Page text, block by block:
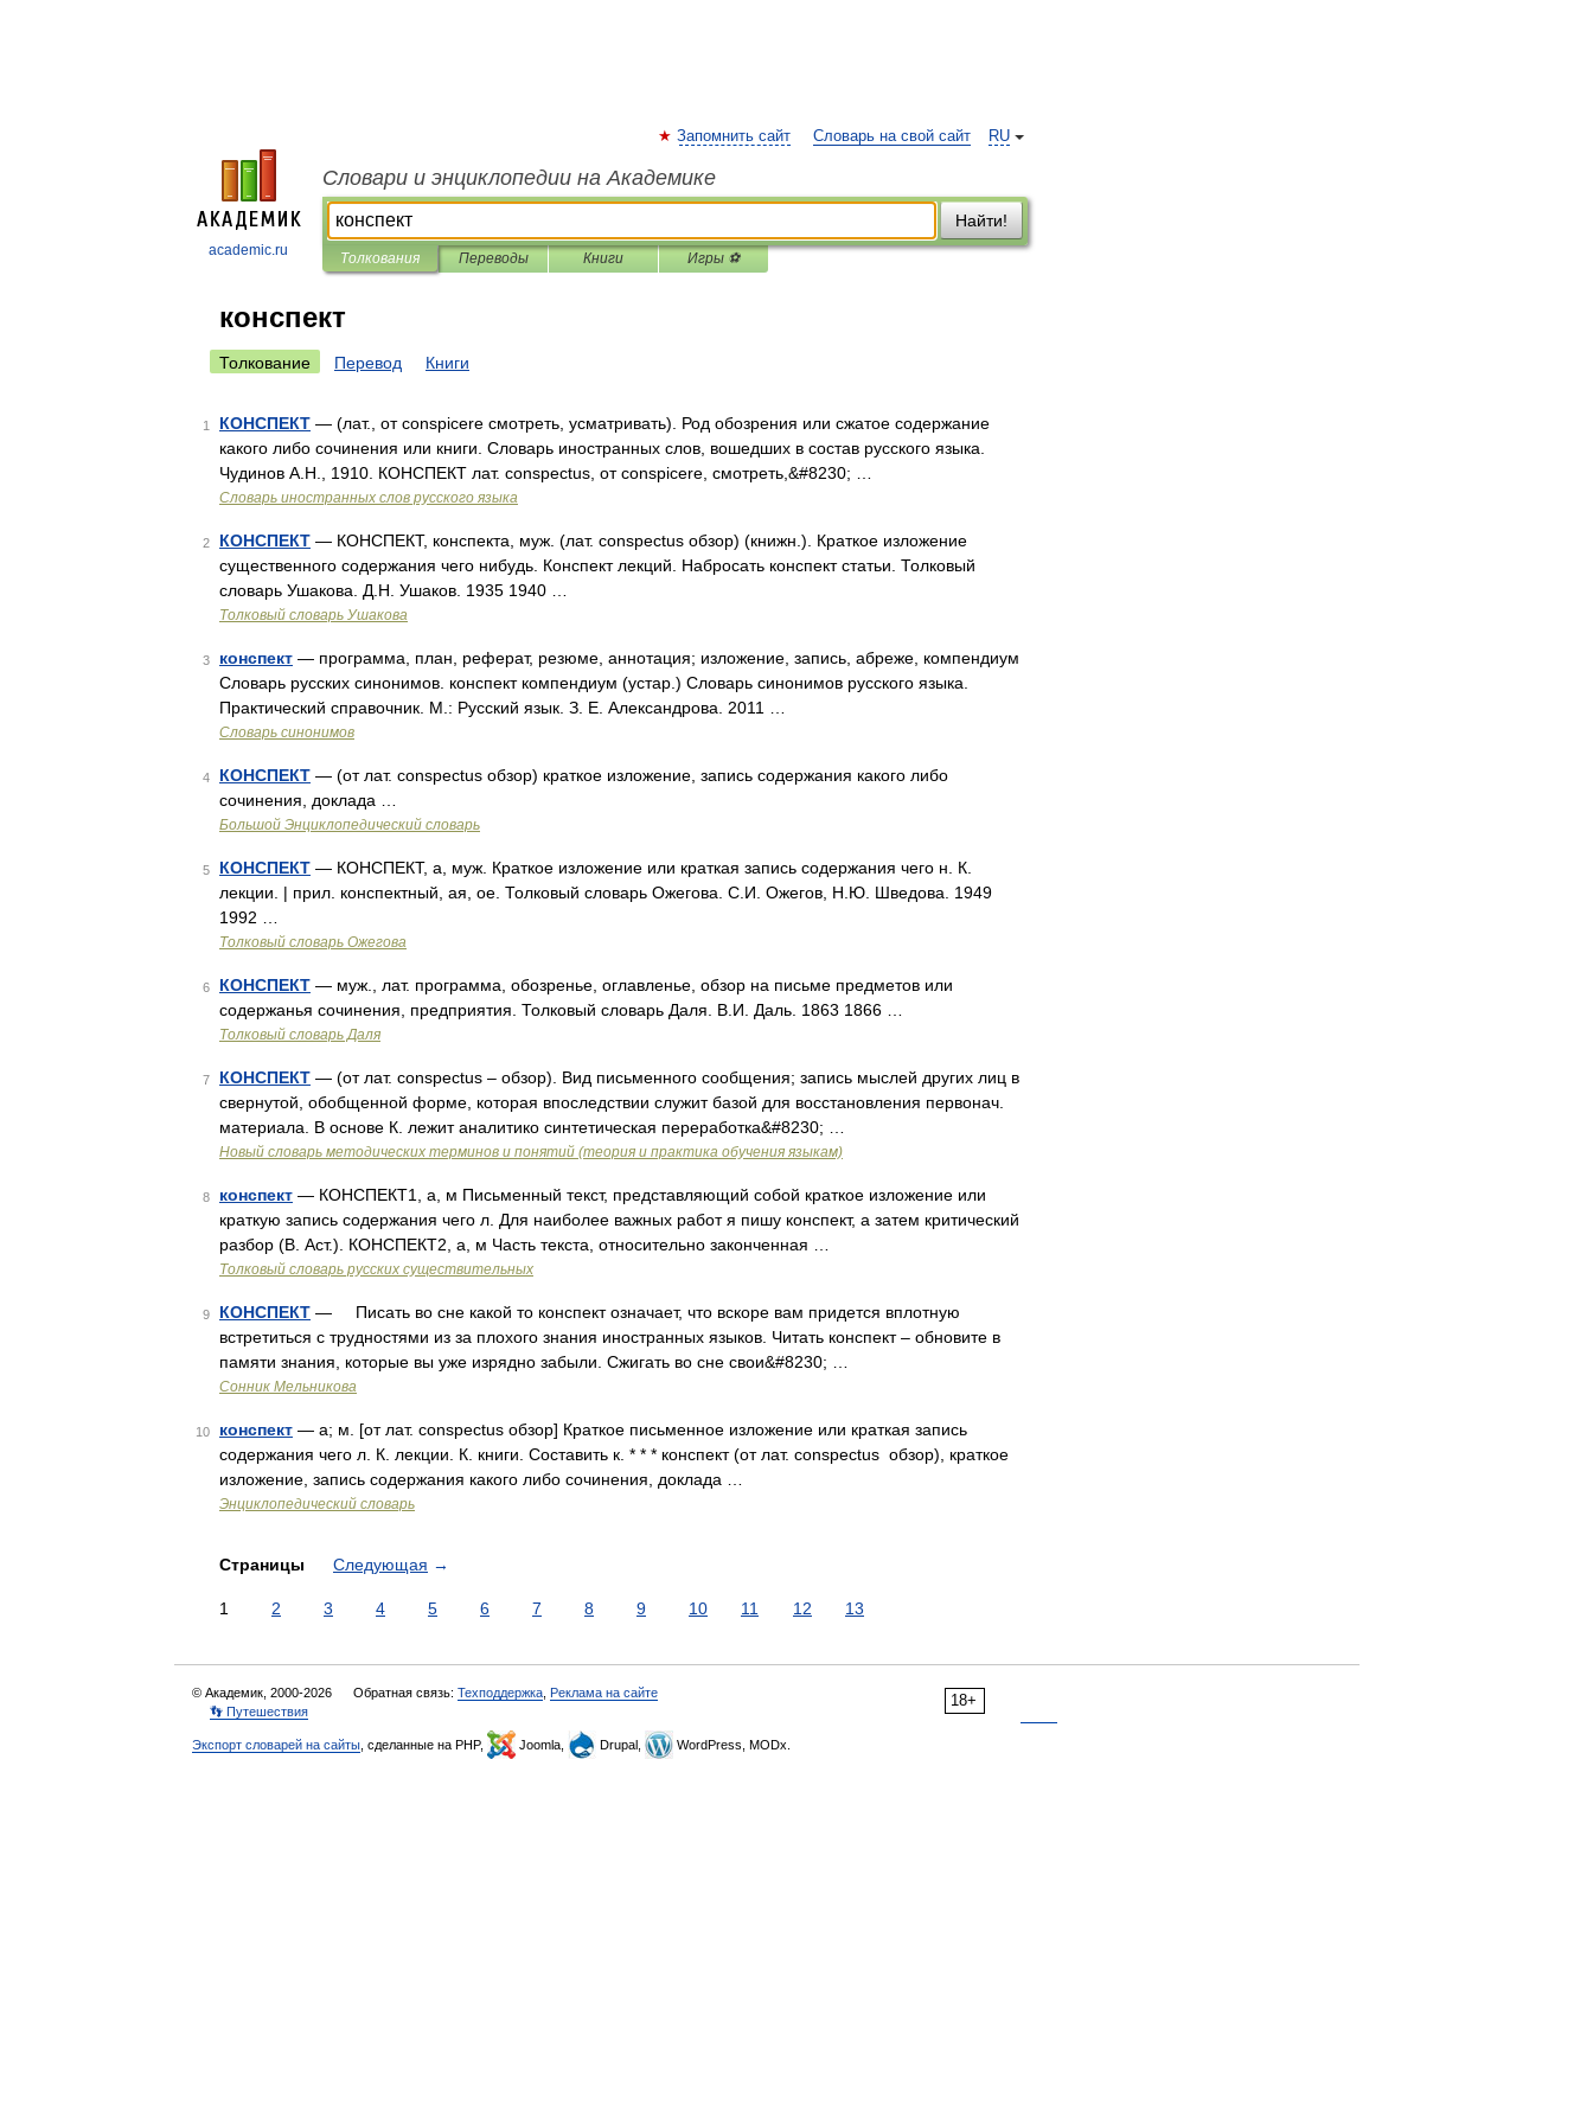
academic.ru
RU
Запомнить сайт Словарь на свой сайт
Словари и энциклопедии на Академике
Найти!
Толкования Переводы Книги Игры ⚽
конспект
Толкование Перевод Книги
1 КОНСПЕКТ — (лат., от conspicere смотреть, усматривать). Род обозрения или сжатое содержание
какого либо сочинения или книги. Словарь иностранных слов, вошедших в состав русского языка.
Чудинов А.Н., 1910. КОНСПЕКТ лат. conspectus, от conspicere, смотреть,&#8230; …
Словарь иностранных слов русского языка
2 КОНСПЕКТ — КОНСПЕКТ, конспекта, муж. (лат. conspectus обзор) (книжн.). Краткое изложение
существенного содержания чего нибудь. Конспект лекций. Набросать конспект статьи. Толковый
словарь Ушакова. Д.Н. Ушаков. 1935 1940 …
Толковый словарь Ушакова
3 конспект — программа, план, реферат, резюме, аннотация; изложение, запись, абреже, компендиум
Словарь русских синонимов. конспект компендиум (устар.) Словарь синонимов русского языка.
Практический справочник. М.: Русский язык. З. Е. Александрова. 2011 …
Словарь синонимов
4 КОНСПЕКТ — (от лат. conspectus обзор) краткое изложение, запись содержания какого либо
сочинения, доклада …
Большой Энциклопедический словарь
5 КОНСПЕКТ — КОНСПЕКТ, а, муж. Краткое изложение или краткая запись содержания чего н. К.
лекции. | прил. конспектный, ая, ое. Толковый словарь Ожегова. С.И. Ожегов, Н.Ю. Шведова. 1949
1992 …
Толковый словарь Ожегова
6 КОНСПЕКТ — муж., лат. программа, обозренье, оглавленье, обзор на письме предметов или
содержанья сочинения, предприятия. Толковый словарь Даля. В.И. Даль. 1863 1866 …
Толковый словарь Даля
7 КОНСПЕКТ — (от лат. conspectus – обзор). Вид письменного сообщения; запись мыслей других лиц в
свернутой, обобщенной форме, которая впоследствии служит базой для восстановления первонач.
материала. В основе К. лежит аналитико синтетическая переработка&#8230; …
Новый словарь методических терминов и понятий (теория и практика обучения языкам)
8 конспект — КОНСПЕКТ1, а, м Письменный текст, представляющий собой краткое изложение или
краткую запись содержания чего л. Для наиболее важных работ я пишу конспект, а затем критический
разбор (В. Аст.). КОНСПЕКТ2, а, м Часть текста, относительно законченная …
Толковый словарь русских существительных
9 КОНСПЕКТ — Писать во сне какой то конспект означает, что вскоре вам придется вплотную
встретиться с трудностями из за плохого знания иностранных языков. Читать конспект – обновите в
памяти знания, которые вы уже изрядно забыли. Сжигать во сне свои&#8230; …
Сонник Мельникова
10 конспект — а; м. [от лат. conspectus обзор] Краткое письменное изложение или краткая запись
содержания чего л. К. лекции. К. книги. Составить к. * * * конспект (от лат. conspectus обзор), краткое
изложение, запись содержания какого либо сочинения, доклада …
Энциклопедический словарь
Страницы Следующая →
1 2 3 4 5 6 7 8 9 10 11 12 13
18+
© Академик, 2000-2026 Обратная связь: Техподдержка Реклама на сайте
👣 Путешествия
Экспорт словарей на сайты , сделанные на PHP, Joomla, Drupal, WordPress, MODx.